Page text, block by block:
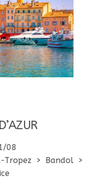
08
Tropez > Bandol >